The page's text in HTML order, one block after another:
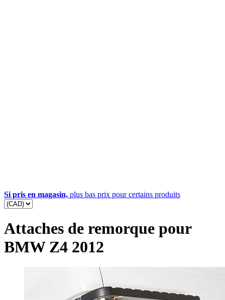
Si pris en magasin, plus bas prix pour certains produits
Attaches de remorque pour
BMW Z4 2012